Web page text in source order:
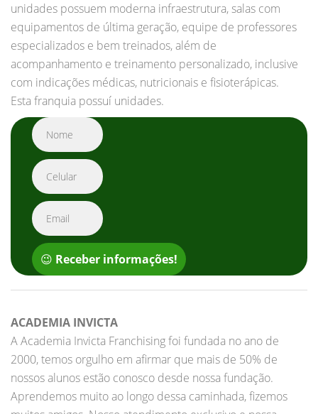
unidades possuem moderna infraestrutura, salas com
equipamentos de última geração, equipe de professores
especializados e bem treinados, além de
acompanhamento e treinamento personalizado, inclusive
com indicações médicas, nutricionais e fisioterápicas.
Esta franquia possuí unidades.
😉 Receber informações!
ACADEMIA INVICTA
A Academia Invicta Franchising foi fundada no ano de
2000, temos orgulho em afirmar que mais de 50% de
nossos alunos estão conosco desde nossa fundação.
Aprendemos muito ao longo dessa caminhada, fizemos